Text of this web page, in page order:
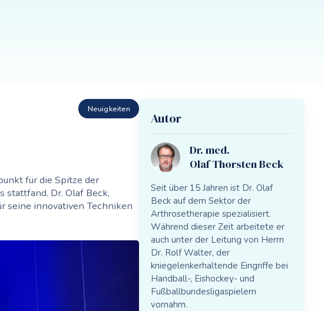
Neuigkeiten
für die Spitze der
stattfand. Dr. Olaf Beck,
seine innovativen Techniken
Autor
Dr. med.
Olaf Thorsten Beck
Seit über 15 Jahren ist Dr. Olaf
Beck auf dem Sektor der
Arthrosetherapie spezialisiert.
Während dieser Zeit arbeitete er
auch unter der Leitung von Herrn
Dr. Rolf Walter, der
kniegelenkerhaltende Eingriffe bei
Handball-, Eishockey- und
Fußballbundesligaspielern
vornahm.